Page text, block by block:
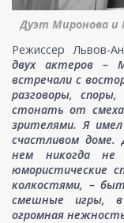
Дуэт Миронова и
Режиссер Львов-
двух актеров –
встречали с
разговоры,
стонать от
зрителями. Я
счастливом
нем никогда не
юмористические
колкостями, –
смешные игры, в
огромная